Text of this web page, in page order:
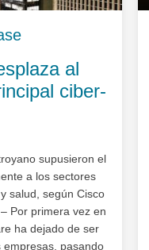
al
ciber-
supusieron el
a los sectores
salud, según Cisco
Por primera vez en
ha dejado de ser
empresas, pasando